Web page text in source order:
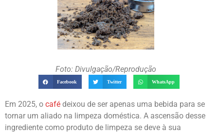
Foto: Divulgação/Reprodução
Facebook Twitter WhatsApp
Em 2025, o café deixou de ser apenas uma bebida para se
tornar um aliado na limpeza doméstica. A ascensão desse
ingrediente como produto de limpeza se deve à sua